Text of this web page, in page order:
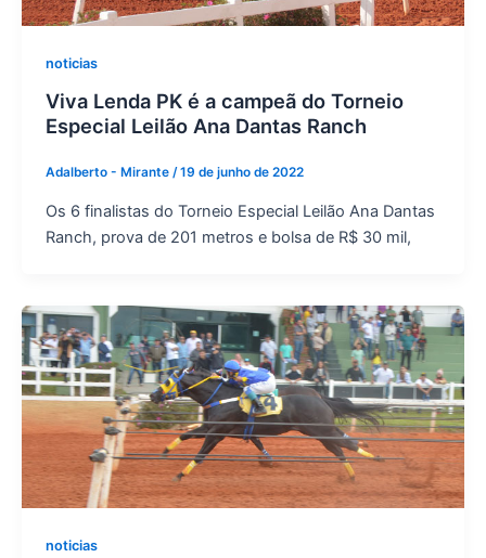
noticias
Viva Lenda PK é a campeã do Torneio
Especial Leilão Ana Dantas Ranch
Adalberto - Mirante /19 de junho de 2022
Os 6 finalistas do Torneio Especial Leilão Ana Dantas
Ranch, prova de 201 metros e bolsa de R$ 30 mil,
noticias